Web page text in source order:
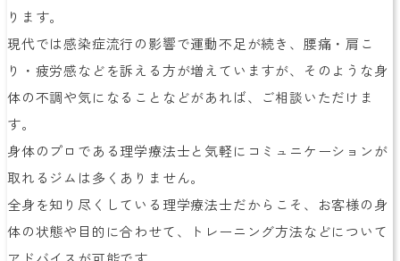
ります。
現代では感染症流行の影響で運動不足が続き、腰痛・肩こ
り・疲労感などを訴える方が増えていますが、そのような身
体の不調や気になることなどがあれば、ご相談いただけま
す。
身体のプロである理学療法士と気軽にコミュニケーションが
取れるジムは多くありません。
全身を知り尽くしている理学療法士だからこそ、お客様の身
体の状態や目的に合わせて、トレーニング方法などについて